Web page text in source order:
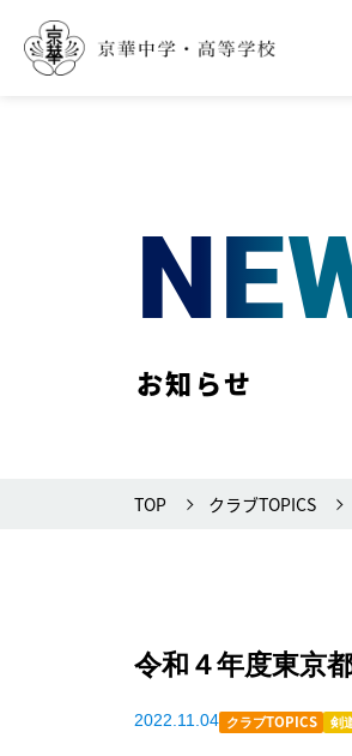
お知らせ
TOP クラブTOPICS
令和４年度東京
2022.11.04 クラブTOPICS 剣